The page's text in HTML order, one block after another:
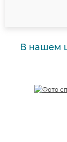
В нашем